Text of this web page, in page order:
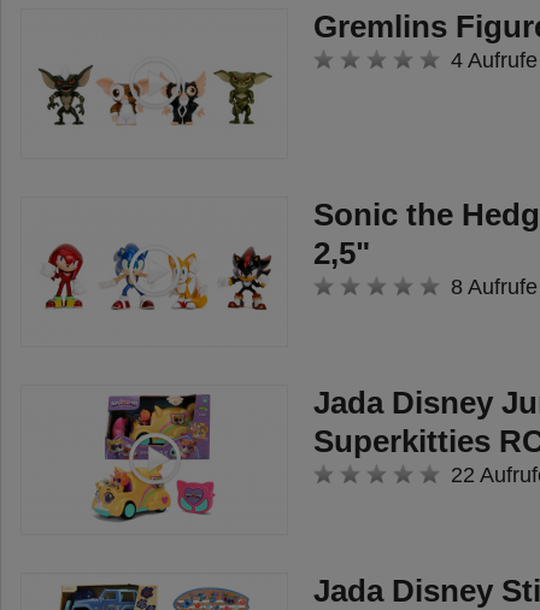
Gremlins
4 Aufrufe
Sonic the
2,5"
8 Aufrufe
Jada Disney
Superkitties
22
Jada Disney